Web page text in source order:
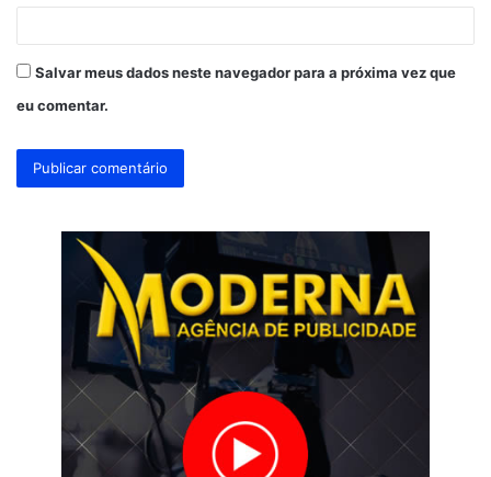
Salvar meus dados neste navegador para a próxima vez que
eu comentar.